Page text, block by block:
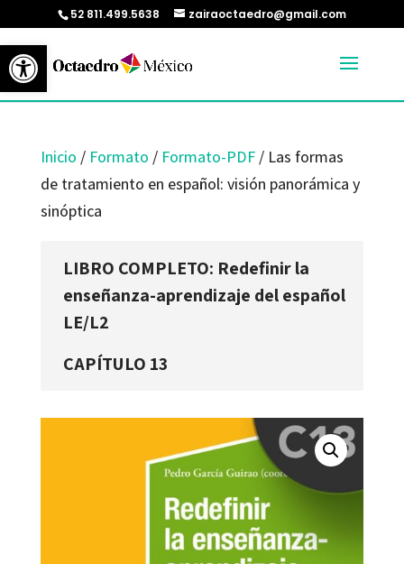
Abrir barra de herramientas
52 811.499.5638 zairaoctaedro@gmail.com
Inicio / Formato / Formato-PDF/ Las formas
de tratamiento en español: visión panorámica y
sinóptica
LIBRO COMPLETO: Redefinir la
enseñanza-aprendizaje del español
LE/L2
CAPÍTULO 13